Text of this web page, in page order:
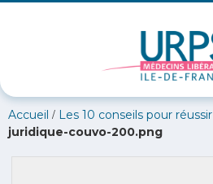
Accueil / Les 10 conseils pour réussir
juridique-couvo-200.png